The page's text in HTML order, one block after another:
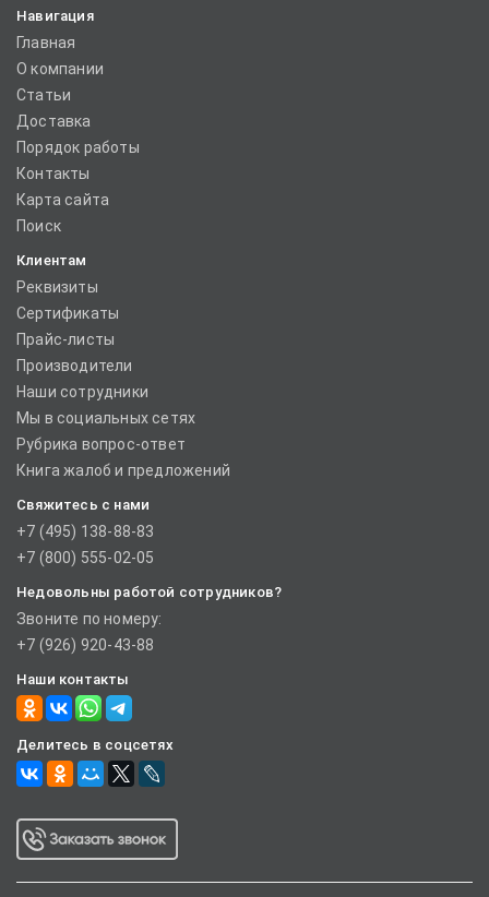
Навигация
Главная
О компании
Статьи
Доставка
Порядок работы
Контакты
Карта сайта
Поиск
Клиентам
Реквизиты
Сертификаты
Прайс-листы
Производители
Наши сотрудники
Мы в социальных сетях
Рубрика вопрос-ответ
Книга жалоб и предложений
Свяжитесь с нами
+7 (495) 138-88-83
+7 (800) 555-02-05
Недовольны работой сотрудников?
Звоните по номеру:
+7 (926) 920-43-88
Наши контакты
Делитесь в соцсетях